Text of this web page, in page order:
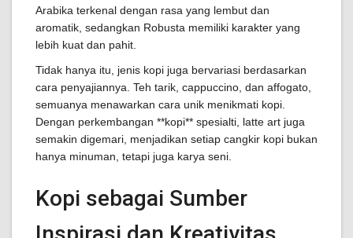
Arabika terkenal dengan rasa yang lembut dan
aromatik, sedangkan Robusta memiliki karakter yang
lebih kuat dan pahit.
Tidak hanya itu, jenis kopi juga bervariasi berdasarkan
cara penyajiannya. Teh tarik, cappuccino, dan affogato,
semuanya menawarkan cara unik menikmati kopi.
Dengan perkembangan **kopi** spesialti, latte art juga
semakin digemari, menjadikan setiap cangkir kopi bukan
hanya minuman, tetapi juga karya seni.
Kopi sebagai Sumber